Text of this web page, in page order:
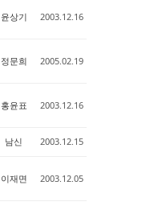
윤상기 2003.12.16
정문희 2005.02.19
홍윤표 2003.12.16
남신 2003.12.15
이재면 2003.12.05